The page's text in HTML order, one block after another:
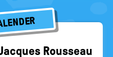
Rous­se­au